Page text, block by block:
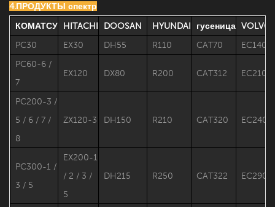
4.ПРОДУКТЫ спектр
КОМАТСУ
HITACHI DOOSAN HYUNDAI гусеница VOLVO
PC30
EX30 DH55 R110 CAT70
EC140
PC60-6 /
7
EX120 DX80 R200 CAT312 EC210
PC200-3 /
5 / 6 / 7 /
8
ZX120-3 DH150 R210 CAT320 EC240
PC300-1 /
3 / 5
EX200-1
/ 2 / 3 /
5
DH215 R250 CAT322 EC290